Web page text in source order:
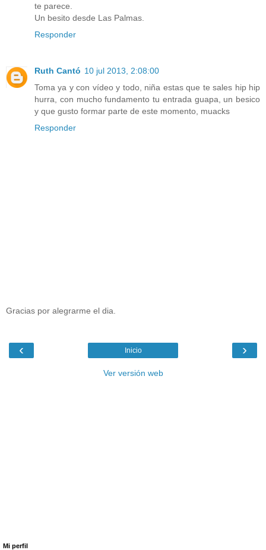
te parece.
Un besito desde Las Palmas.
Responder
Ruth Cantó 10 jul 2013, 2:08:00
Toma ya y con vídeo y todo, niña estas que te sales hip hip
hurra, con mucho fundamento tu entrada guapa, un besico
y que gusto formar parte de este momento, muacks
Responder
Gracias por alegrarme el dia.
‹ ›
Inicio
Ver versión web
Mi perfil